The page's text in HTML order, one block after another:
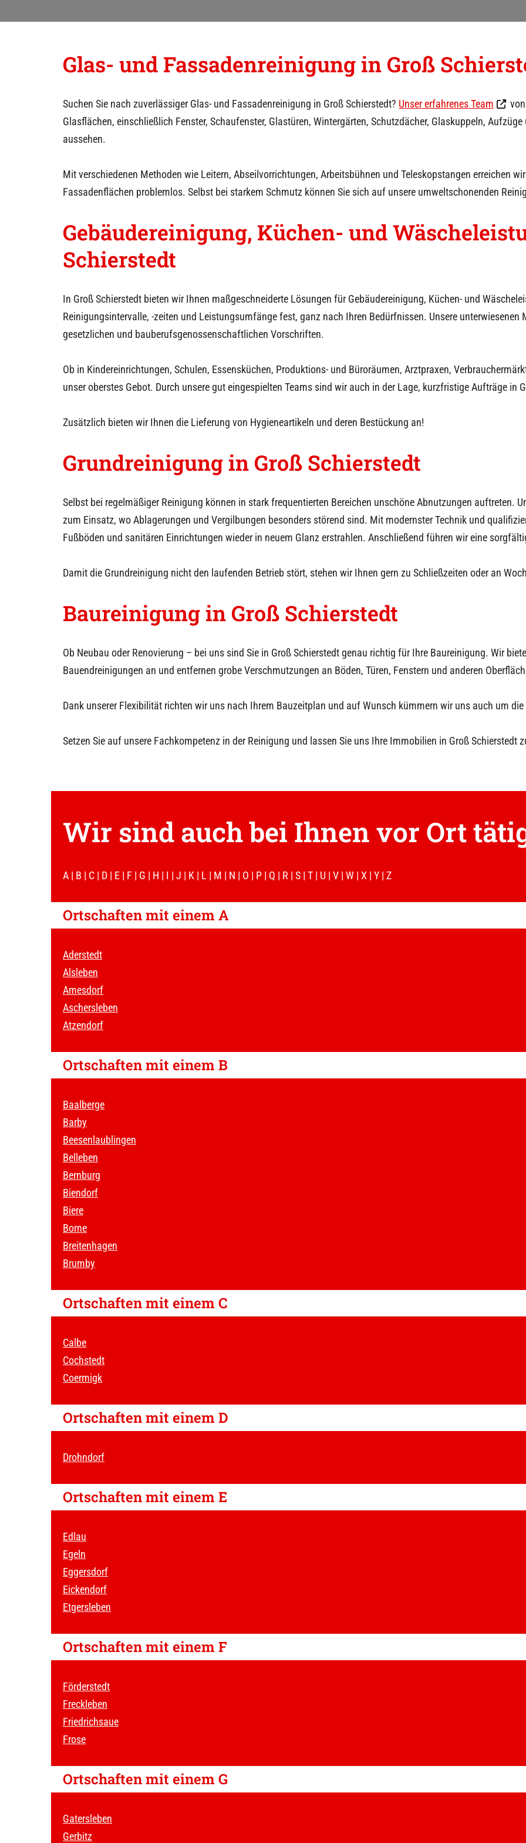
Glas- und Fassadenreinigung in Groß
Suchen Sie nach zuverlässiger Glas- und Fassadenreinigung in Groß Schierstedt? Unser erfahrenes Team
Glasflächen, einschließlich Fenster, Schaufenster, Glastüren, Wintergärten, Schutzdächer, Glaskuppeln,
aussehen.
Mit verschiedenen Methoden wie Leitern, Abseilvorrichtungen, Arbeitsbühnen und Teleskopstangen erreichen
Fassadenflächen problemlos. Selbst bei starkem Schmutz können Sie sich auf unsere umweltschonenden
Gebäudereinigung, Küchen- und
Schierstedt
In Groß Schierstedt bieten wir Ihnen maßgeschneiderte Lösungen für Gebäudereinigung, Küchen- und
Reinigungsintervalle, -zeiten und Leistungsumfänge fest, ganz nach Ihren Bedürfnissen. Unsere
gesetzlichen und bauberufsgenossenschaftlichen Vorschriften.
Ob in Kindereinrichtungen, Schulen, Essensküchen, Produktions- und Büroräumen, Arztpraxen,
unser oberstes Gebot. Durch unsere gut eingespielten Teams sind wir auch in der Lage, kurzfristige Aufträge in
Zusätzlich bieten wir Ihnen die Lieferung von Hygieneartikeln und deren Bestückung an!
Grundreinigung in Groß Schierstedt
Selbst bei regelmäßiger Reinigung können in stark frequentierten Bereichen unschöne Abnutzungen auftreten.
zum Einsatz, wo Ablagerungen und Vergilbungen besonders störend sind. Mit modernster Technik und
Fußböden und sanitären Einrichtungen wieder in neuem Glanz erstrahlen. Anschließend führen wir eine
Damit die Grundreinigung nicht den laufenden Betrieb stört, stehen wir Ihnen gern zu Schließzeiten oder an
Baureinigung in Groß Schierstedt
Ob Neubau oder Renovierung – bei uns sind Sie in Groß Schierstedtgenau richtig für Ihre Baureinigung. Wir
Bauendreinigungen an und entfernen grobe Verschmutzungen an Böden, Türen, Fenstern und anderen
Dank unserer Flexibilität richten wir uns nach Ihrem Bauzeitplan und auf Wunsch kümmern wir uns auch um
Setzen Sie auf unsere Fachkompetenz in der Reinigung und lassen Sie uns Ihre Immobilien in Groß Schierstedt
Wir sind auch bei Ihnen vor Ort
A | B | C | D | E | F | G | H | I | J | K | L | M | N | O | P | Q | R | S | T | U | V | W | X | Y | Z
Ortschaften mit einem A
Aderstedt
Alsleben
Amesdorf
Aschersleben
Atzendorf
Ortschaften mit einem B
Baalberge
Barby
Beesenlaublingen
Belleben
Bernburg
Biendorf
Biere
Borne
Breitenhagen
Brumby
Ortschaften mit einem C
Calbe
Cochstedt
Coermigk
Ortschaften mit einem D
Drohndorf
Ortschaften mit einem E
Edlau
Egeln
Eggersdorf
Eickendorf
Etgersleben
Ortschaften mit einem F
Förderstedt
Freckleben
Friedrichsaue
Frose
Ortschaften mit einem G
Gatersleben
Gerbitz